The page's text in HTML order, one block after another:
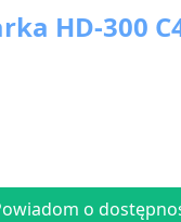
HD-300
o